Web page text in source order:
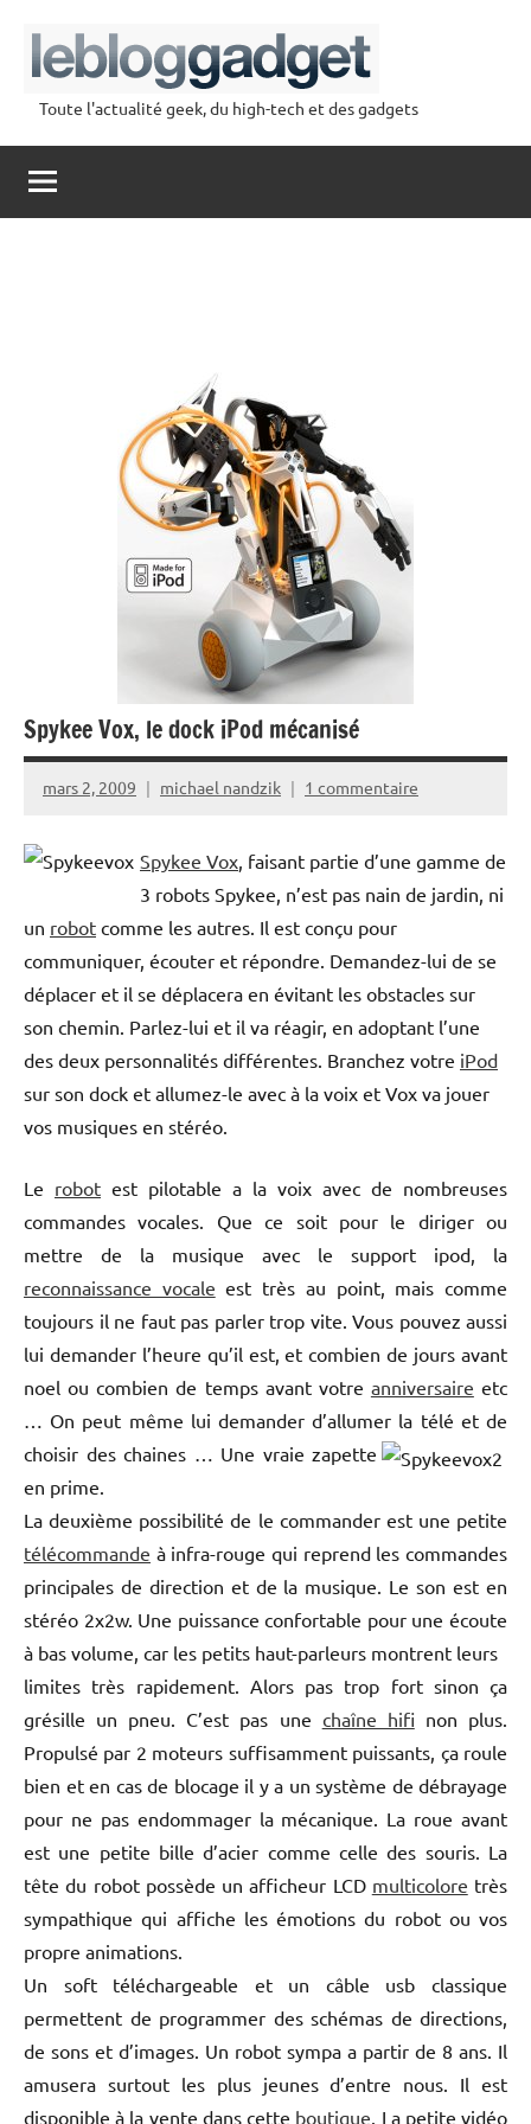
contenu
lebloggadget
Toute l'actualité geek, du high-tech et des gadgets
Spykee Vox, le dock iPod mécanisé
mars 2, 2009 michael nandzik 1 commentaire
Spykee Vox , faisant partie d’une gamme de
3 robots Spykee, n’est pas nain de jardin, ni
un robot comme les autres. Il est conçu pour
communiquer, écouter et répondre. Demandez-lui de se
déplacer et il se déplacera en évitant les obstacles sur
son chemin. Parlez-lui et il va réagir, en adoptant l’une
des deux personnalités différentes. Branchez votre iPod
sur son dock et allumez-le avec à la voix et Vox va jouer
vos musiques en stéréo.
Le robot est pilotable a la voix avec de nombreuses
commandes vocales. Que ce soit pour le diriger ou
mettre de la musique avec le support ipod, la
reconnaissance vocale est très au point, mais comme
toujours il ne faut pas parler trop vite. Vous pouvez aussi
lui demander l’heure qu’il est, et combien de jours avant
noel ou combien de temps avant votre anniversaire etc
… On peut même lui demander d’allumer la télé et de
choisir des chaines … Une vraie zapette
en prime.
La deuxième possibilité de le commander est une petite
télécommande à infra-rouge qui reprend les commandes
principales de direction et de la musique. Le son est en
stéréo 2x2w. Une puissance confortable pour une écoute
à bas volume, car les petits haut-parleurs montrent leurs
limites très rapidement. Alors pas trop fort sinon ça
grésille un pneu. C’est pas une chaîne hifi non plus.
Propulsé par 2 moteurs suffisamment puissants, ça roule
bien et en cas de blocage il y a un système de débrayage
pour ne pas endommager la mécanique. La roue avant
est une petite bille d’acier comme celle des souris. La
tête du robot possède un afficheur LCD multicolore très
sympathique qui affiche les émotions du robot ou vos
propre animations.
Un soft téléchargeable et un câble usb classique
permettent de programmer des schémas de directions,
de sons et d’images. Un robot sympa a partir de 8 ans. Il
amusera surtout les plus jeunes d’entre nous. Il est
disponible à la vente dans cette boutique . La petite vidéo